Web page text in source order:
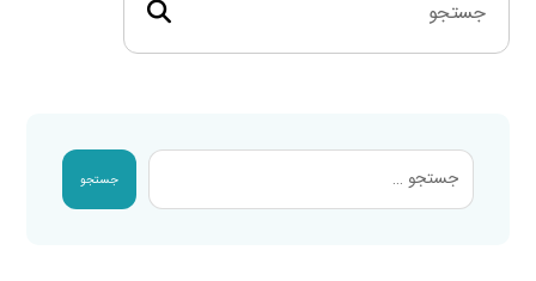
جستجو